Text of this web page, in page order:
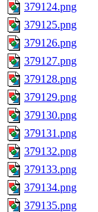
379124.png
379125.png
379126.png
379127.png
379128.png
379129.png
379130.png
379131.png
379132.png
379133.png
379134.png
379135.png